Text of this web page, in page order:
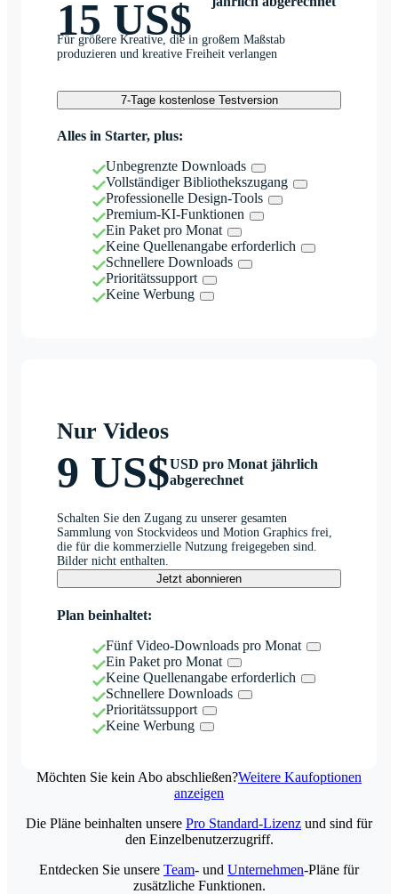
15 US$
Für größere Kreative, die in großem Maßstab
produzieren und kreative Freiheit verlangen
7-Tage kostenlose Testversion
Alles in Starter, plus:
Unbegrenzte Downloads
Vollständiger Bibliothekszugang
Professionelle Design-Tools
Premium-KI-Funktionen
Ein Paket pro Monat
Keine Quellenangabe erforderlich
Schnellere Downloads
Prioritätssupport
Keine Werbung
Nur Videos
9 US$USD pro Monat jährlich
abgerechnet
Schalten Sie den Zugang zu unserer gesamten
Sammlung von Stockvideos und Motion Graphics frei,
die für die kommerzielle Nutzung freigegeben sind.
Bilder nicht enthalten.
Jetzt abonnieren
Plan beinhaltet:
Fünf Video-Downloads pro Monat
Ein Paket pro Monat
Keine Quellenangabe erforderlich
Schnellere Downloads
Prioritätssupport
Keine Werbung
Möchten Sie kein Abo abschließen?Weitere Kaufoptionen
anzeigen
Die Pläne beinhalten unsere Pro Standard-Lizenz und sind für
den Einzelbenutzerzugriff.
Entdecken Sie unsere Team- und Unternehmen-Pläne für
zusätzliche Funktionen.